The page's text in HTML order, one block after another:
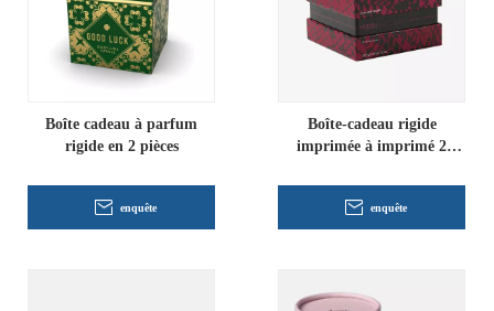
Boîte cadeau à parfum
rigide en 2 pièces
enquête
Boîte-cadeau rigide
imprimée à imprimé 2
enquête